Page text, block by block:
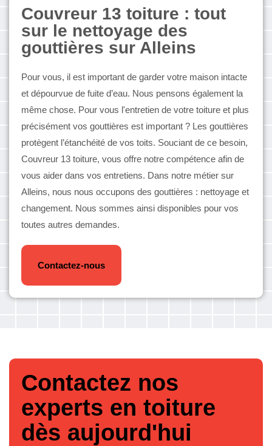
Couvreur 13 toiture : tout
sur le nettoyage des
gouttières sur Alleins
Pour vous, il est important de garder votre maison intacte
et dépourvue de fuite d’eau. Nous pensons également la
même chose. Pour vous l'entretien de votre toiture et plus
précisément vos gouttières est important ? Les gouttières
protègent l’étanchéité de vos toits. Souciant de ce besoin,
Couvreur 13 toiture, vous offre notre compétence afin de
vous aider dans vos entretiens. Dans notre métier sur
Alleins, nous nous occupons des gouttières : nettoyage et
changement. Nous sommes ainsi disponibles pour vos
toutes autres demandes.
Contactez-nous
Contactez nos
experts en toiture
dès aujourd'hui